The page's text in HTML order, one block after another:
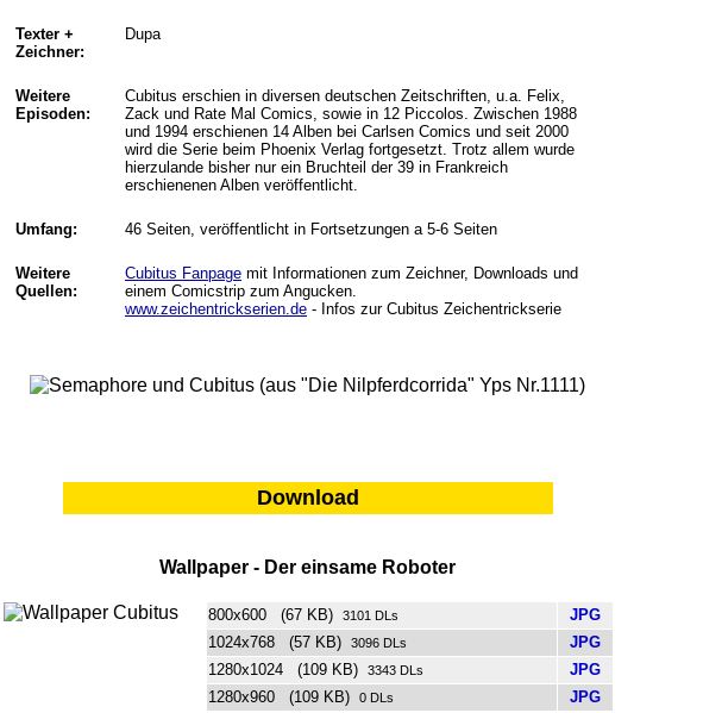
Texter +
Zeichner:
Dupa
Weitere
Episoden:
Cubitus erschien in diversen deutschen Zeitschriften, u.a. Felix,
Zack und Rate Mal Comics, sowie in 12 Piccolos. Zwischen 1988
und 1994 erschienen 14 Alben bei Carlsen Comics und seit 2000
wird die Serie beim Phoenix Verlag fortgesetzt. Trotz allem wurde
hierzulande bisher nur ein Bruchteil der 39 in Frankreich
erschienenen Alben veröffentlicht.
Umfang: 46 Seiten, veröffentlicht in Fortsetzungen a 5-6 Seiten
Weitere
Quellen:
Cubitus Fanpage mit Informationen zum Zeichner, Downloads und
einem Comicstrip zum Angucken.
www.zeichentrickserien.de - Infos zur Cubitus Zeichentrickserie
Download
Wallpaper - Der einsame Roboter
800x600 (67 KB) 3101 DLs
JPG
1024x768 (57 KB)
3096 DLs
JPG
1280x1024 (109 KB)
3343 DLs
JPG
1280x960 (109 KB)
0 DLs JPG